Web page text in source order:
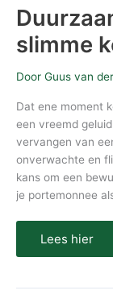
slimme
Door Guus van
Dat ene moment
een vreemd
vervangen van
onverwachte en
kans om een
je portemonnee
Lees hier